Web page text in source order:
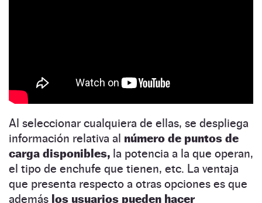
Al seleccionar cualquiera de ellas, se despliega
información relativa al número de puntos de
carga disponibles, la potencia a la que operan,
el tipo de enchufe que tienen, etc. La ventaja
que presenta respecto a otras opciones es que
además los usuarios pueden hacer